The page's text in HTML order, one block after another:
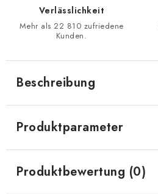
Verlässlichkeit
Mehr als 22 810 zufriedene
Kunden.
Beschreibung
Produktparameter
Produktbewertung (0)